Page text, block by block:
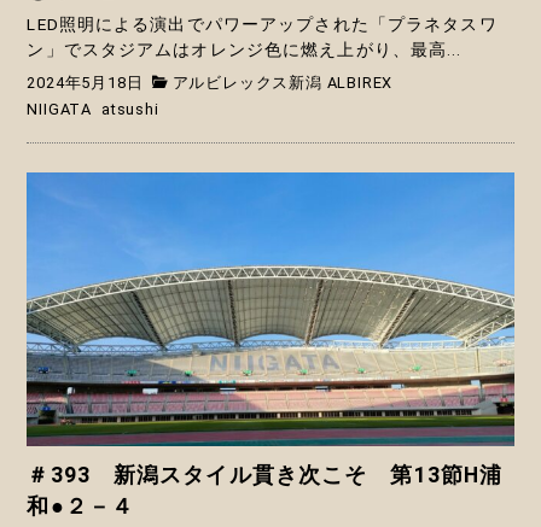
LED照明による演出でパワーアップされた「プラネタスワ
ン」でスタジアムはオレンジ色に燃え上がり、最高...
2024年5月18日
アルビレックス新潟 ALBIREX
NIIGATA
atsushi
＃393 新潟スタイル貫き次こそ 第13節H浦
和●２－４